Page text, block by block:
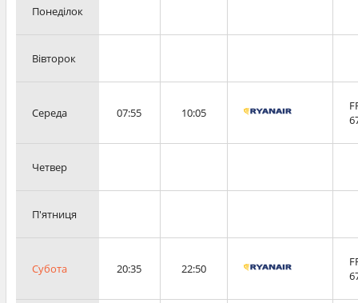
Понеділок
Вівторок
Середа 07:55 10:05
Четвер
П'ятниця
Субота 20:35 22:50